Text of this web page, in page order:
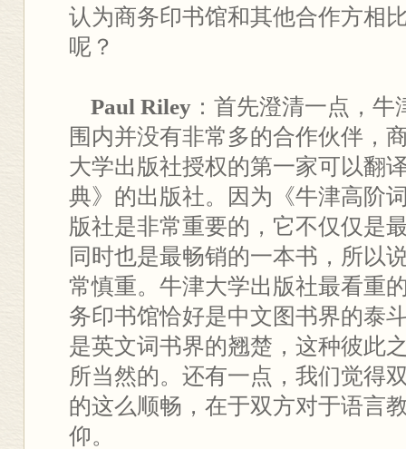
认为商务印书馆和其他合作方相
呢？
Paul Riley ：首先澄清一点，
围内并没有非常多的合作伙伴，
大学出版社授权的第一家可以翻
典》的出版社。因为《牛津高阶
版社是非常重要的，它不仅仅是
同时也是最畅销的一本书，所以
常慎重。牛津大学出版社最看重
务印书馆恰好是中文图书界的泰
是英文词书界的翘楚，这种彼此
所当然的。还有一点，我们觉得
的这么顺畅，在于双方对于语言
仰。